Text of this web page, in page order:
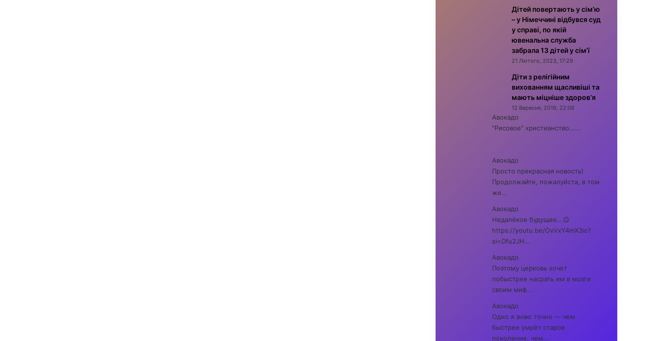
Дітей повертають у сім’ю
– у Німеччині відбувся суд
у справі, по якій
ювенальна служба
забрала 13 дітей у сім’ї
21 Лютого, 2023, 17:29
Діти з релігійним
вихованням щасливіші та
мають міцніше здоров’я
12 Вересня, 2019, 22:06
Авокадо
"Рисовое" христианство......
Авокадо
Просто прекрасная новость!
Продолжайте, пожалуйста, в том
же...
Авокадо
Недалёкое будущее...😉
https://youtu.be/OvVxY4mX3io?
si=Dfu2JH...
Авокадо
Поэтому церковь хочет
побыстрее насрать им в мозги
своим миф...
Авокадо
Одно я знаю точно — чем
быстрее умрёт старое
поколение, чем...